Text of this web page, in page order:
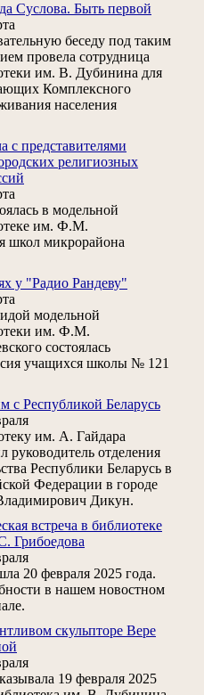
Суслова. Быть первой
беседу под таким
провела сотрудница
им. В. Дубинина для
Комплексного
населения
с представителями
религиозных
в модельной
им. Ф.М.
школ микрорайона
у "Радио Рандеву"
модельной
им. Ф.М.
состоялась
учащихся школы № 121
с Республикой Беларусь
им. А. Гайдара
руководитель отделения
Республики Беларусь в
Федерации в городе
Дикун.
встреча в библиотеке
Грибоедова
20 февраля 2025 года.
в нашем новостном
скульпторе Вере
19 февраля 2025